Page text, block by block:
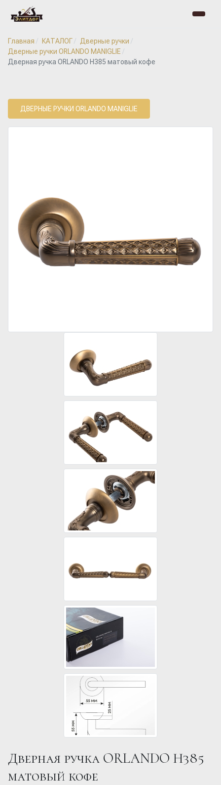
Главная КАТАЛОГ
Дверные ручки
Дверные ручки ORLANDO MANIGLIE
Дверная ручка ORLANDO H385 матовый кофе
ДВЕРНЫЕ РУЧКИ ORLANDO MANIGLIE
Дверная ручка ORLANDO H385
матовый кофе